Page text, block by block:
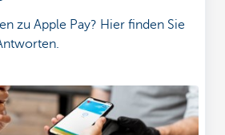
zu Apple Pay? Hier finden Sie